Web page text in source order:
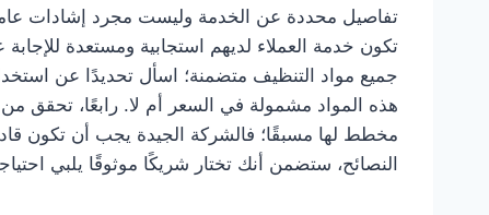
تفاصيل محددة عن الخدمة وليست مجرد إشادات
تكون خدمة العملاء لديهم استجابية ومستعدة
جميع مواد التنظيف متضمنة؛ اسأل تحديدًا عن
هذه المواد مشمولة في السعر أم لا. رابعًا، تحقق
مخطط لها مسبقًا؛ فالشركة الجيدة يجب أن تكون
النصائح، ستضمن أنك تختار شريكًا موثوقًا يلبي